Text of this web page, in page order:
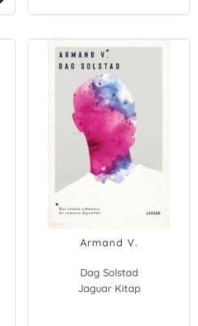
Armand V.
Dag Solstad
Jaguar Kitap